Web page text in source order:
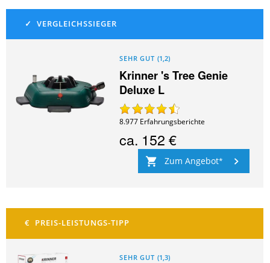
SEHR GUT (1,2)
Krinner 's Tree Genie
Deluxe L
8.977 Erfahrungsberichte
ca. 152 €
Zum Angebot
SEHR GUT (1,3)